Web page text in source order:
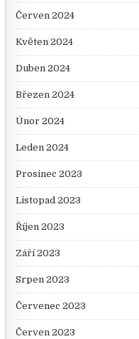
Červen 2024
Květen 2024
Duben 2024
Březen 2024
Únor 2024
Leden 2024
Prosinec 2023
Listopad 2023
Říjen 2023
Září 2023
Srpen 2023
Červenec 2023
Červen 2023